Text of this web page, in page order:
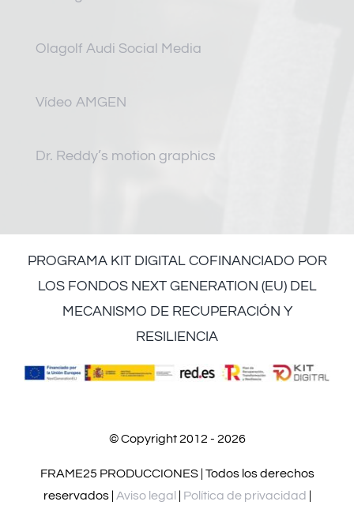
Olagolf Audi Social Media
Vídeo AMGEN
Dr. Reddy’s motion graphics
PROGRAMA KIT DIGITAL COFINANCIADO POR
LOS FONDOS NEXT GENERATION (EU) DEL
MECANISMO DE RECUPERACIÓN Y
RESILIENCIA
© Copyright 2012 - 2026
FRAME25 PRODUCCIONES | Todos los derechos
reservados | Aviso legal Política de privacidad